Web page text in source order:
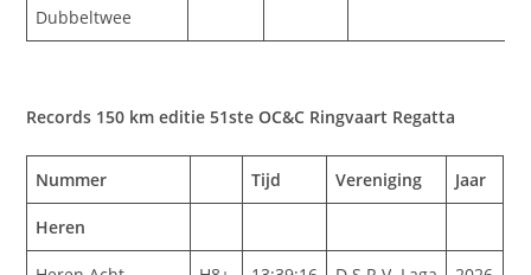
Dubbeltwee
Records 150 km editie 51ste OC&C Ringvaart Regatta
Nummer Tijd Vereniging Jaar
Heren